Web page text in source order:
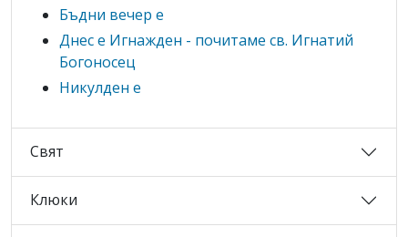
Бъдни вечер е
Днес е Игнажден - почитаме св. Игнатий
Богоносец
Никулден е
Свят
Клюки